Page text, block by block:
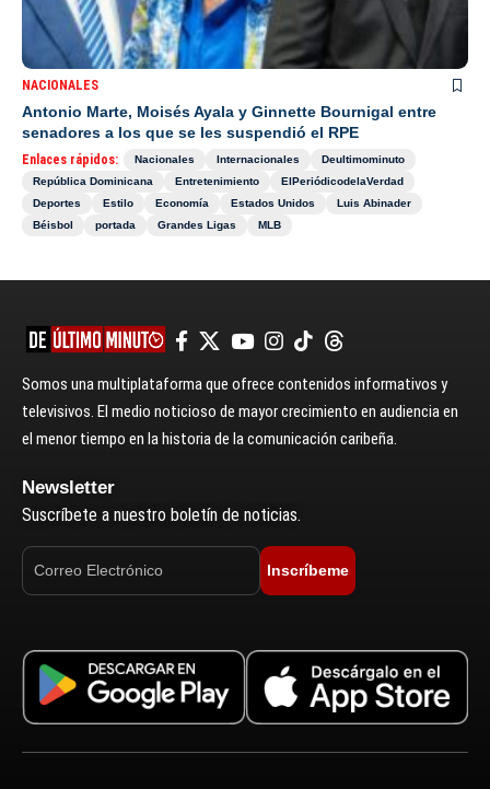
NACIONALES
Antonio Marte, Moisés Ayala y Ginnette Bournigal entre
senadores a los que se les suspendió el RPE
Enlaces rápidos: Nacionales Internacionales
Deultimominuto
República Dominicana
Entretenimiento
ElPeriódicodelaVerdad
Deportes
Estilo Economía Estados Unidos
Luis Abinader
Béisbol
portada Grandes Ligas MLB
Somos una multiplataforma que ofrece contenidos informativos y
televisivos. El medio noticioso de mayor crecimiento en audiencia en
el menor tiempo en la historia de la comunicación caribeña.
Newsletter
Suscríbete a nuestro boletín de noticias.
Inscríbeme